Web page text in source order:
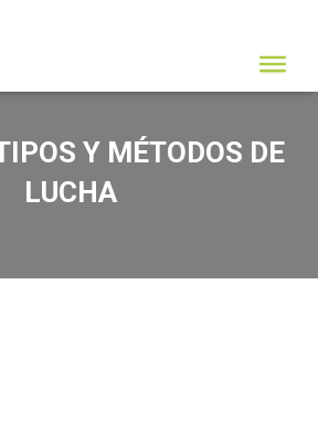
Y MÉTODOS DE
LUCHA